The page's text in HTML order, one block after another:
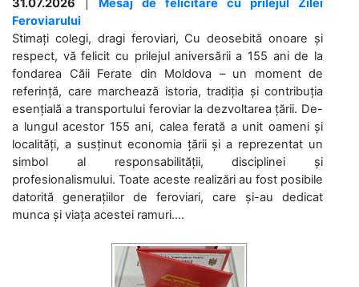
31.07.2026
Mesaj de felicitare cu prilejul Zilei
Feroviarului
Stimați colegi, dragi feroviari, Cu deosebită onoare și
respect, vă felicit cu prilejul aniversării a 155 ani de la
fondarea Căii Ferate din Moldova – un moment de
referință, care marchează istoria, tradiția și contribuția
esențială a transportului feroviar la dezvoltarea țării. De-
a lungul acestor 155 ani, calea ferată a unit oameni și
localități, a susținut economia țării și a reprezentat un
simbol al responsabilității, disciplinei și
profesionalismului. Toate aceste realizări au fost posibile
datorită generațiilor de feroviari, care și-au dedicat
munca și viața acestei ramuri....